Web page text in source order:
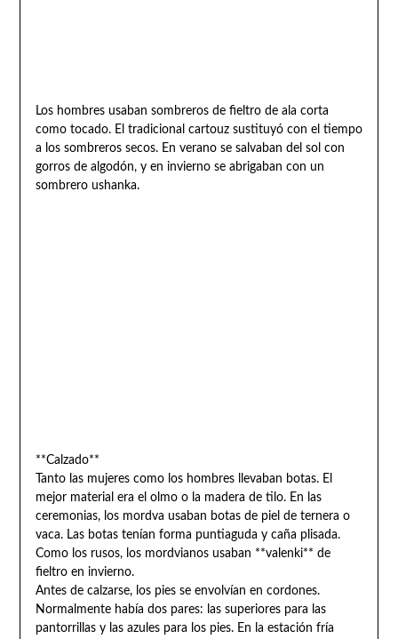
Los hombres usaban sombreros de fieltro de ala corta
como tocado. El tradicional cartouz sustituyó con el tiempo
a los sombreros secos. En verano se salvaban del sol con
gorros de algodón, y en invierno se abrigaban con un
sombrero ushanka.
**Calzado**
Tanto las mujeres como los hombres llevaban botas. El
mejor material era el olmo o la madera de tilo. En las
ceremonias, los mordva usaban botas de piel de ternera o
vaca. Las botas tenían forma puntiaguda y caña plisada.
Como los rusos, los mordvianos usaban **valenki** de
fieltro en invierno.
Antes de calzarse, los pies se envolvían en cordones.
Normalmente había dos pares: las superiores para las
pantorrillas y las azules para los pies. En la estación fría